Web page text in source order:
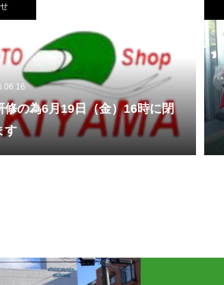
修の為6月19日（金）16時に閉
す